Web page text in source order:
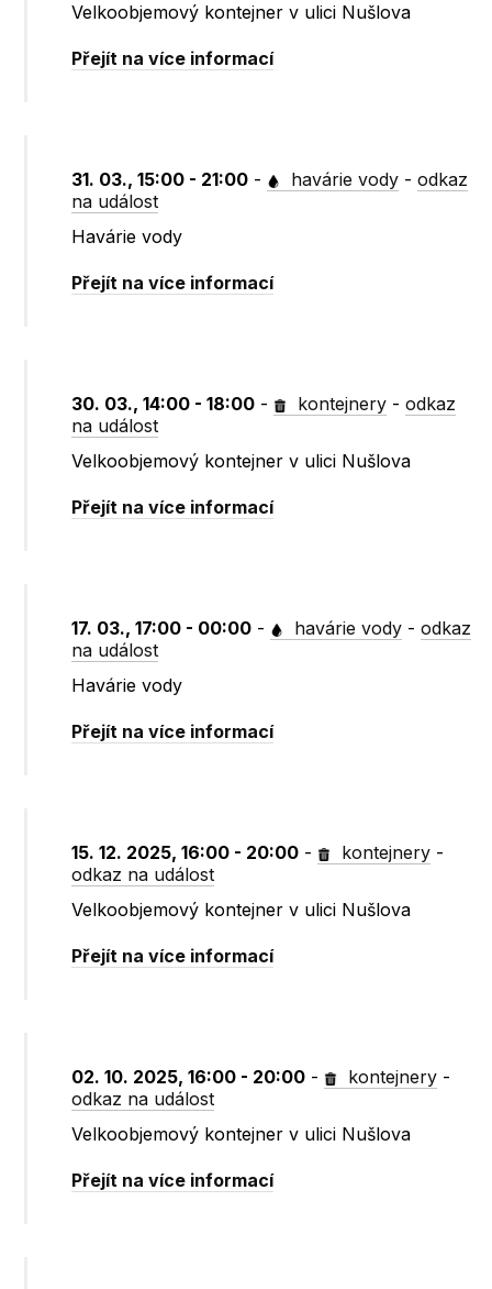
Velkoobjemový kontejner v ulici Nušlova
Přejít na více informací
31. 03., 15:00 - 21:00 - havárie vody -odkaz
na událost
Havárie vody
Přejít na více informací
30. 03., 14:00 - 18:00 - kontejnery -odkaz
na událost
Velkoobjemový kontejner v ulici Nušlova
Přejít na více informací
17. 03., 17:00 - 00:00 - havárie vody -odkaz
na událost
Havárie vody
Přejít na více informací
15. 12. 2025, 16:00 - 20:00 - kontejnery -
odkaz na událost
Velkoobjemový kontejner v ulici Nušlova
Přejít na více informací
02. 10. 2025, 16:00 - 20:00 - kontejnery -
odkaz na událost
Velkoobjemový kontejner v ulici Nušlova
Přejít na více informací